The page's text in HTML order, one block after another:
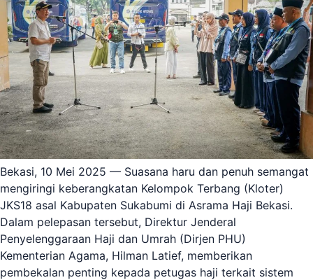
Bekasi, 10 Mei 2025 — Suasana haru dan penuh semangat
mengiringi keberangkatan Kelompok Terbang (Kloter)
JKS18 asal Kabupaten Sukabumi di Asrama Haji Bekasi.
Dalam pelepasan tersebut, Direktur Jenderal
Penyelenggaraan Haji dan Umrah (Dirjen PHU)
Kementerian Agama, Hilman Latief, memberikan
pembekalan penting kepada petugas haji terkait sistem